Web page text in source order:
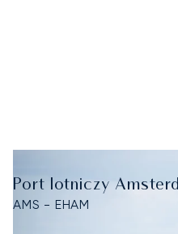
Port lotniczy
AMS - EHAM